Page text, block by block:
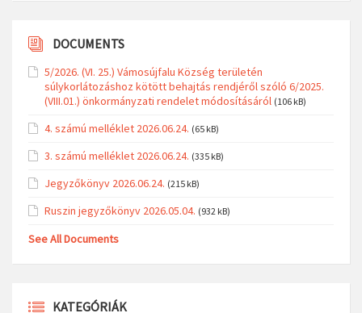
DOCUMENTS
5/2026. (VI. 25.) Vámosújfalu Község területén
súlykorlátozáshoz kötött behajtás rendjéről szóló 6/2025.
(VIII.01.) önkormányzati rendelet módosításáról (106 kB)
4. számú melléklet 2026.06.24. (65 kB)
3. számú melléklet 2026.06.24. (335 kB)
Jegyzőkönyv 2026.06.24. (215 kB)
Ruszin jegyzőkönyv 2026.05.04. (932 kB)
See All Documents
KATEGÓRIÁK